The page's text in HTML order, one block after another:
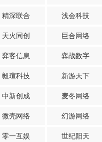
精深联合 浅会科技
天火同创 巨合网络
弈客信息 弈战数字
毅瑄科技 新游天下
中新创成 麦冬网络
微壳网络 幻游网络
零一互娱 世纪阳天